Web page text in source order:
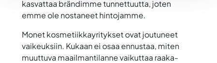
kasvattaa brändimme tunnettuutta, joten
emme ole nostaneet hintojamme.
Monet kosmetiikkayritykset ovat joutuneet
vaikeuksiin. Kukaan ei osaa ennustaa, miten
muuttuva maailmantilanne vaikuttaa raaka-